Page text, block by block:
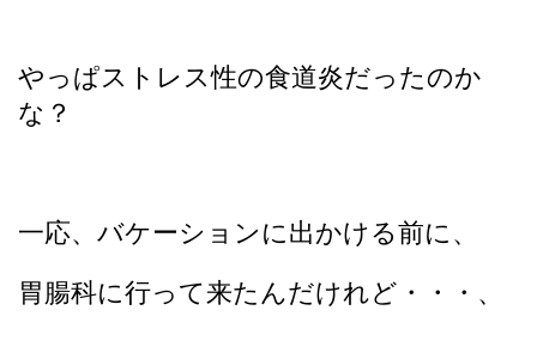
やっぱストレス性の食道炎だったのか
な？
一応、バケーションに出かける前に、
胃腸科に行って来たんだけれど・・・、